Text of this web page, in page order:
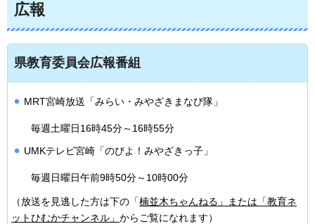
広報
県教育委員会広報番組
MRT宮崎放送「みらい・みやざきまなび隊」
毎週土曜日16時45分～16時55分
UMKテレビ宮崎「のびよ！みやざきっ子」
毎週日曜日午前9時50分～10時00分
（放送を見逃した方は下の「楠並木ちゃんねる」または「教育ネ
ットひむかチャンネル」 からご覧になれます）